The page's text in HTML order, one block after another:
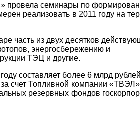
провела семинары по
реализовать в 2011 году на
часть из двух десятков
энергосбережению и
ТЭЦ и другие.
составляет более 6 млрд
счет Топливной компании
резервных фондов